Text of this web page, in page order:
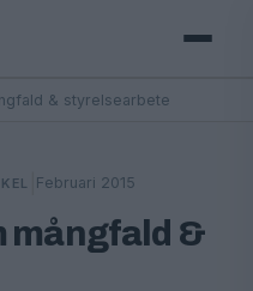
& styrelsearbete
Februari 2015
mångfald &